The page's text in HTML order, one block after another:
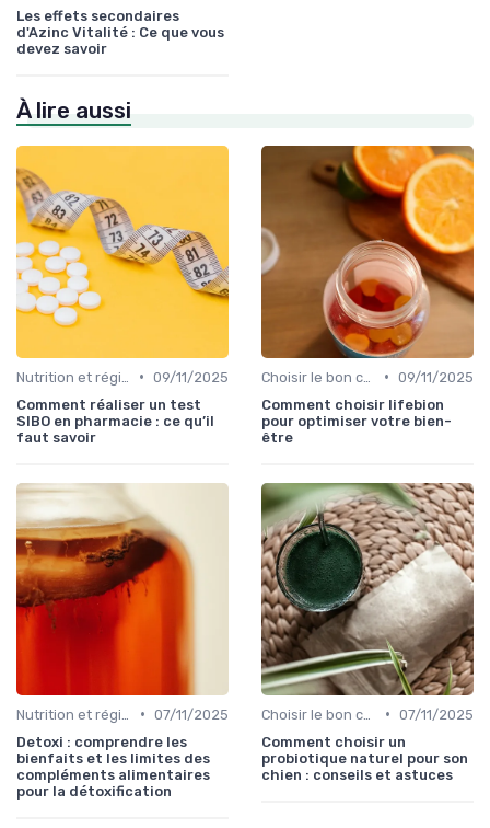
Les effets secondaires
d'Azinc Vitalité : Ce que vous
devez savoir
À lire aussi
• 09/11/2025
Comment réaliser un test
SIBO en pharmacie : ce qu’il
faut savoir
• 09/11/2025
Comment choisir lifebion
pour optimiser votre bien-
être
• 07/11/2025
Detoxi : comprendre les
bienfaits et les limites des
compléments alimentaires
pour la détoxification
• 07/11/2025
Comment choisir un
probiotique naturel pour son
chien : conseils et astuces